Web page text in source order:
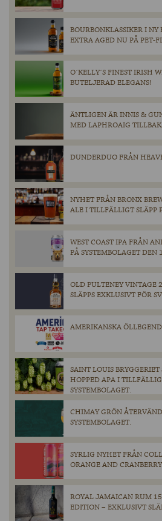
BOURBONKLASSIKER I
EXTRA AGED NU PÅ PET-
O´KELLY´S FINEST IRISH
BUTELJERAD ELEGANS!
ÄNTLIGEN ÄR INNIS &
MED LAPHROAIG
DUNDERDUO FRÅN
NYHET FRÅN BRONX
ALE I TILLFÄLLIGT SLÄPP
WEST COAST IPA FRÅN
PÅ SYSTEMBOLAGET DEN
OLD PULTENEY VINTAGE
SLÄPPS EXKLUSIVT FÖR
AMERIKANSKA
SAINT LOUIS
HOPPED APA I
SYSTEMBOLAGET.
CHIMAY GRÖN
SYSTEMBOLAGET.
SYRLIG NYHET FRÅN
ORANGE AND
ROYAL JAMAICAN RUM
EDITION – EXKLUSIVT